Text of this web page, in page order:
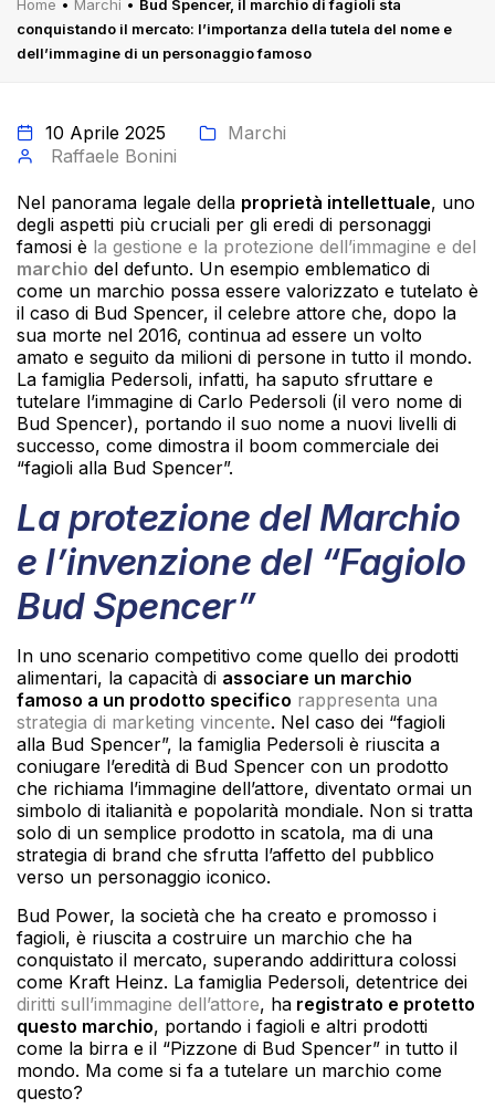
Home • Marchi • Bud Spencer, il marchio di fagioli sta
conquistando il mercato: l’importanza della tutela del nome e
dell’immagine di un personaggio famoso
10 Aprile 2025
Marchi
Raffaele Bonini
Nel panorama legale della proprietà intellettuale, uno
degli aspetti più cruciali per gli eredi di personaggi
famosi è la gestione e la protezione dell’immagine e del
marchio del defunto. Un esempio emblematico di
come un marchio possa essere valorizzato e tutelato è
il caso di Bud Spencer, il celebre attore che, dopo la
sua morte nel 2016, continua ad essere un volto
amato e seguito da milioni di persone in tutto il mondo.
La famiglia Pedersoli, infatti, ha saputo sfruttare e
tutelare l’immagine di Carlo Pedersoli (il vero nome di
Bud Spencer), portando il suo nome a nuovi livelli di
successo, come dimostra il boom commerciale dei
“fagioli alla Bud Spencer”.
La protezione del Marchio
e l’invenzione del “Fagiolo
Bud Spencer”
In uno scenario competitivo come quello dei prodotti
alimentari, la capacità di associare un marchio
famoso a un prodotto specifico rappresenta una
strategia di marketing vincente. Nel caso dei “fagioli
alla Bud Spencer”, la famiglia Pedersoli è riuscita a
coniugare l’eredità di Bud Spencer con un prodotto
che richiama l’immagine dell’attore, diventato ormai un
simbolo di italianità e popolarità mondiale. Non si tratta
solo di un semplice prodotto in scatola, ma di una
strategia di brand che sfrutta l’affetto del pubblico
verso un personaggio iconico.
Bud Power, la società che ha creato e promosso i
fagioli, è riuscita a costruire un marchio che ha
conquistato il mercato, superando addirittura colossi
come Kraft Heinz. La famiglia Pedersoli, detentrice dei
diritti sull’immagine dell’attore, ha registrato e protetto
questo marchio, portando i fagioli e altri prodotti
come la birra e il “Pizzone di Bud Spencer” in tutto il
mondo. Ma come si fa a tutelare un marchio come
questo?